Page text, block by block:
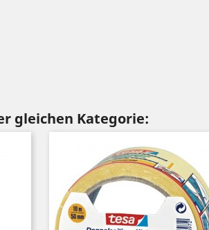
gleichen Kategorie: